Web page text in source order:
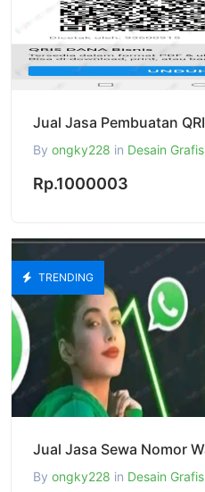
By ongky228 in Desain Grafis
Rp.1000003
TRENDING
By ongky228 in Desain Grafis